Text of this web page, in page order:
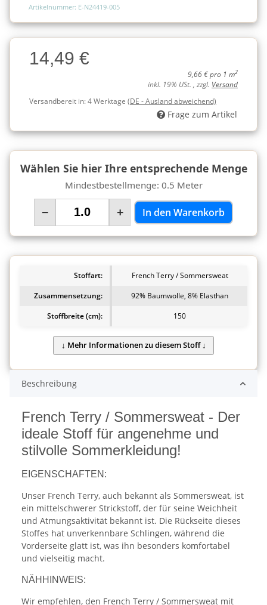
Artikelnummer: E-N24419-005
Charge
Charge14,49 €
9,66 € pro 1 m2
inkl. 19% USt. , zzgl. Versand
Versandbereit in:4 Werktage (DE - Ausland abweichend)
Frage zum Artikel
Wählen Sie hier Ihre entsprechende Menge
Mindestbestellmenge: 0.5 Meter
− + In den Warenkorb
Stoffart:
French Terry / Sommersweat
Zusammensetzung:
92% Baumwolle, 8% Elasthan
Stoffbreite (cm):
150
Beschreibung
French Terry / Sommersweat - Der
ideale Stoff für angenehme und
stilvolle Sommerkleidung!
EIGENSCHAFTEN:
Unser French Terry, auch bekannt als Sommersweat, ist
ein mittelschwerer Strickstoff, der für seine Weichheit
und Atmungsaktivität bekannt ist. Die Rückseite dieses
Stoffes hat unverkennbare Schlingen, während die
Vorderseite glatt ist, was ihn besonders komfortabel
und vielseitig macht.
NÄHHINWEIS:
Wir empfehlen, den French Terry / Sommersweat mit